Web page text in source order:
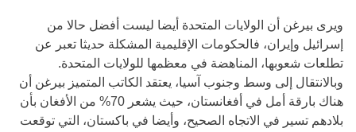
ويرى بيرغن أن الولايات المتحدة أيضا ليست أفضل حالا من
إسرائيل وإيران، فالحكومات الإقليمية المشكلة حديثا تعبر عن
تطلعات شعوبها، المناهضة في معظمها للولايات المتحدة.
وبالانتقال إلى وسط وجنوب آسيا، يعتقد الكاتب المتميز بيرغن أن
هناك بارقة أمل في أفغانستان، حيث يشعر 70% من الأفغان بأن
بلادهم تسير في الاتجاه الصحيح، وأيضا في باكستان، التي توقعت